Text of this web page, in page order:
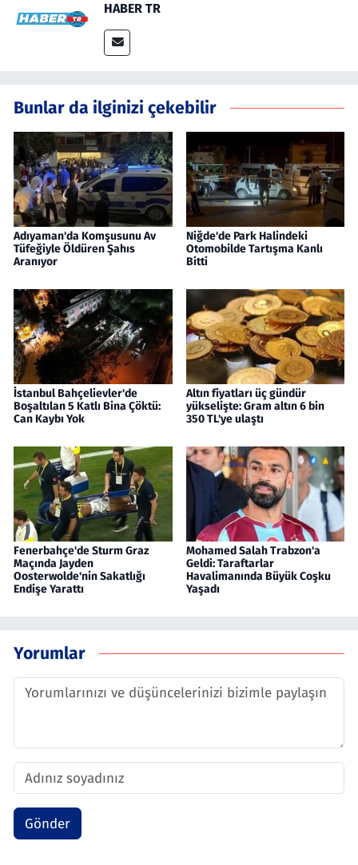
HABER TR
Bunlar da ilginizi çekebilir
Adıyaman'da Komşusunu Av
Tüfeğiyle Öldüren Şahıs
Aranıyor
Niğde'de Park Halindeki
Otomobilde Tartışma Kanlı
Bitti
İstanbul Bahçelievler'de
Boşaltılan 5 Katlı Bina Çöktü:
Can Kaybı Yok
Altın fiyatları üç gündür
yükselişte: Gram altın 6 bin
350 TL'ye ulaştı
Fenerbahçe'de Sturm Graz
Maçında Jayden
Oosterwolde'nin Sakatlığı
Endişe Yarattı
Mohamed Salah Trabzon'a
Geldi: Taraftarlar
Havalimanında Büyük Coşku
Yaşadı
Yorumlar
Gönder